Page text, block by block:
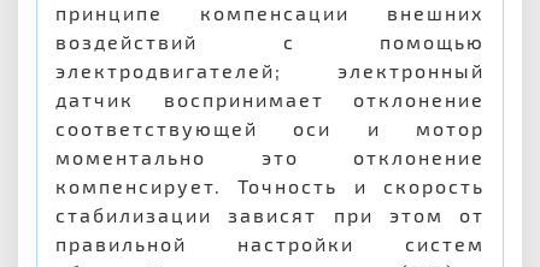
принципе компенсации внешних
воздействий с помощью
электродвигателей; электронный
датчик воспринимает отклонение
соответствующей оси и мотор
моментально это отклонение
компенсирует. Точность и скорость
стабилизации зависят при этом от
правильной настройки систем